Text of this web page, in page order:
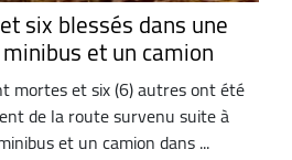
six blessés dans une
et un camion
mortes et six (6) autres ont été
de la route survenu suite à
et un camion dans ...